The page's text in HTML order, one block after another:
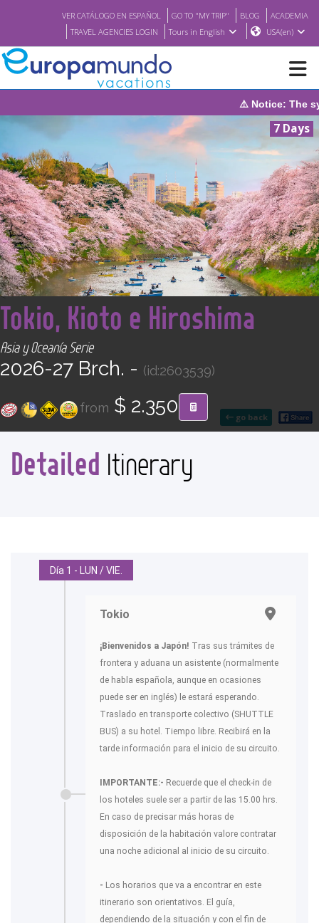
VER CATÁLOGO EN ESPAÑOL GO TO "MY TRIP" BLOG
ACADEMIA
TRAVEL AGENCIES LOGIN
Tours in English USA(en)
BROCHURE PDF
WHERE TO BUY
FEATURED
ABOUT US
CONTACT
Find your Tour
⚠️ Notice: The system will be
7 Days
go back
<
Tokio, Kioto e Hiroshima
Asia y Oceanía Serie
2026-27 Brch. - (id:2603539)
from $ 2.350
Detailed Itinerary
Día 1 - LUN / VIE.
Tokio
¡Bienvenidos a Japón! Tras sus trámites de
frontera y aduana un asistente (normalmente
de habla española, aunque en ocasiones
puede ser en inglés) le estará esperando.
Traslado en transporte colectivo (SHUTTLE
BUS) a su hotel. Tiempo libre. Recibirá en la
tarde información para el inicio de su circuito.
IMPORTANTE:- Recuerde que el check-in de
los hoteles suele ser a partir de las 15.00 hrs.
En caso de precisar más horas de
disposición de la habitación valore contratar
una noche adicional al inicio de su circuito.
- Los horarios que va a encontrar en este
itinerario son orientativos. El guía,
dependiendo de la situación y con el fin de